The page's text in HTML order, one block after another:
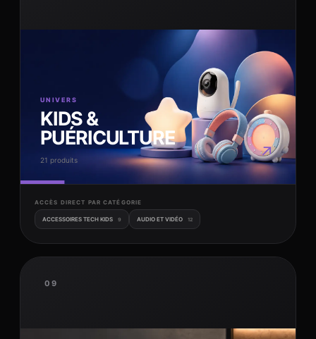
UNIVERS
KIDS &
PUÉRICULTURE
21 produits ↗
ACCÈS DIRECT PAR CATÉGORIE
ACCESSOIRES TECH KIDS 9 AUDIO ET VIDÉO 12
09